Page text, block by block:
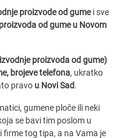
proizvode od gumei sve
od gume u Novom
proizvoda od gume)
brojeve telefona, ukratko
pravo u Novi Sad.
gumene ploče ili neki
se bavi tim poslom u
firme tog tipa, a na Vama je